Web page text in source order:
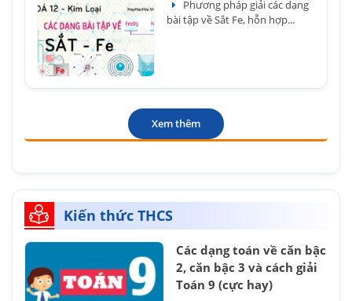
Phương pháp giải các dạng
bài tập về Sắt Fe, hỗn hợp...
Xem thêm
Kiến thức THCS
Các dạng toán về căn bậc
2, căn bậc 3 và cách giải
Toán 9 (cực hay)